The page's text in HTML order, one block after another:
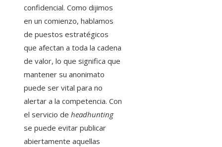
confidencial. Como dijimos
en un comienzo, hablamos
de puestos estratégicos
que afectan a toda la cadena
de valor, lo que significa que
mantener su anonimato
puede ser vital para no
alertar a la competencia. Con
el servicio de headhunting
se puede evitar publicar
abiertamente aquellas